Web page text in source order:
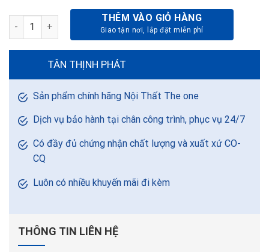
TỦ TÀI LIỆU SẮT TU09K2N số lượngTHÊM VÀO GIỎ HÀNG
TÂN THỊNH PHÁT
Sản phẩm chính hãng Nội Thất The one
Dịch vụ bảo hành tại chân công trình, phục vụ 24/7
Có đầy đủ chứng nhận chất lượng và xuất xứ CO-
CQ
Luôn có nhiều khuyến mãi đi kèm
THÔNG TIN LIÊN HỆ